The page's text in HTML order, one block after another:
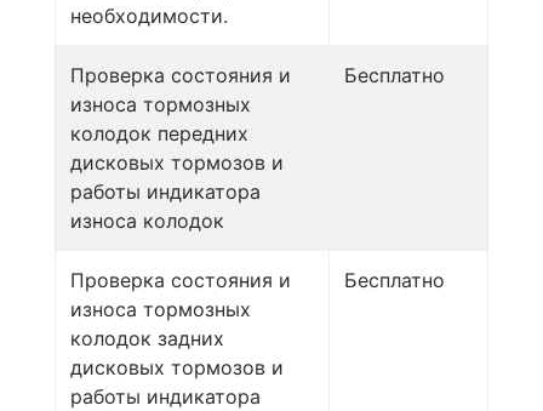
необходимости.
Проверка состояния и
износа тормозных
колодок передних
дисковых тормозов и
работы индикатора
износа колодок
Бесплатно
Проверка состояния и
износа тормозных
колодок задних
дисковых тормозов и
работы индикатора
Бесплатно